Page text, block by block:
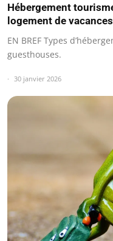
Hébergement
logement de vacances
EN BREF Types
guesthouses.
30 janvier 2026